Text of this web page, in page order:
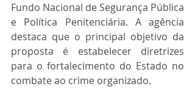
Fundo Nacional de Segurança Pública
e Política Penitenciária. A agência
destaca que o principal objetivo da
proposta é estabelecer diretrizes
para o fortalecimento do Estado no
combate ao crime organizado.